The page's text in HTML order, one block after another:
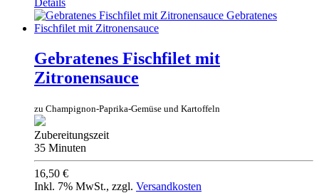
Details
Gebratenes Fischfilet mit
Zitronensauce
zu Champignon-Paprika-Gemüse und Kartoffeln
Zubereitungszeit
35 Minuten
16,50 €
Inkl. 7% MwSt., zzgl. Versandkosten